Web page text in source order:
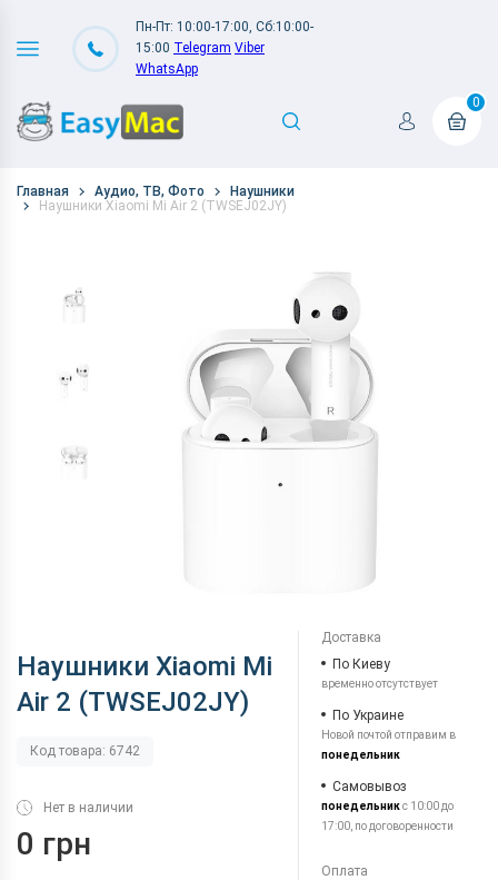
Пн-Пт: 10:00-17:00, Сб:10:00-
15:00 Telegram Viber
WhatsApp
0
Главная Аудио, ТВ, Фото
Наушники
Наушники Xiaomi Mi Air 2 (TWSEJ02JY)
Наушники Xiaomi Mi
Air 2 (TWSEJ02JY)
Код товара: 6742
Нет в наличии
0 грн
Доставка
По Киеву
временно отсутствует
По Украине
Новой почтой отправим в
понедельник
Самовывоз
понедельникс 10:00 до
17:00, по договоренности
Оплата